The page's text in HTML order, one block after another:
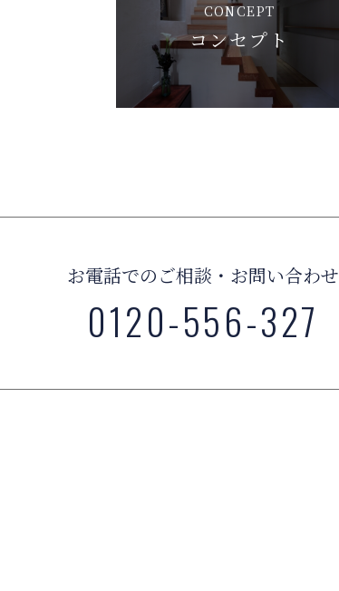
CONCEPT
コンセプト
お電話でのご相談・お問い合わせ
0120-556-327